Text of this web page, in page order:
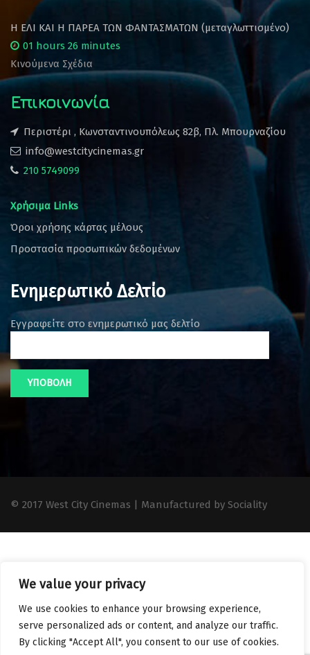
We value your privacy
We use cookies to enhance your browsing experience,
serve personalized ads or content, and analyze our traffic.
By clicking "Accept All", you consent to our use of cookies.
Η ΕΛΙ ΚΑΙ Η ΠΑΡΕΑ ΤΩΝ ΦΑΝΤΑΣΜΑΤΩΝ (μεταγλωττισμένο)
01 hours 26 minutes
Κινούμενα Σχέδια
Επικοινωνία
Περιστέρι , Κωνσταντινουπόλεως 82β, Πλ. Μπουρναζίου
info@westcitycinemas.gr
210 5749099
Χρήσιμα Links
Όροι χρήσης κάρτας μέλους
Προστασία προσωπικών δεδομένων
Ενημερωτικό Δελτίο
Εγγραφείτε στο ενημερωτικό μας δελτίο
© 2017 West City Cinemas | Manufactured by Sociality